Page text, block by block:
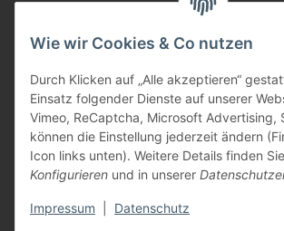
Wie wir Cookies & Co nutzen
Durch Klicken auf „Alle akzeptieren“
Einsatz folgender Dienste auf unserer
Vimeo, ReCaptcha, Microsoft Advertising,
können die Einstellung jederzeit ändern
Icon links unten). Weitere Details finden
Konfigurieren und in unserer
Impressum Datenschutz
Vertriebspartner